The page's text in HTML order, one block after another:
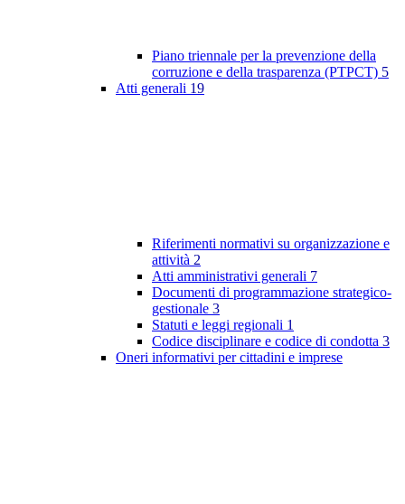
Piano triennale per la prevenzione della
corruzione e della trasparenza (PTPCT) 5
Atti generali 19
Riferimenti normativi su organizzazione e
attività 2
Atti amministrativi generali 7
Documenti di programmazione strategico-
gestionale 3
Statuti e leggi regionali 1
Codice disciplinare e codice di condotta 3
Oneri informativi per cittadini e imprese